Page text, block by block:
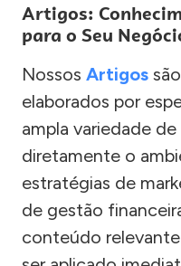
Artigos:
para o Seu
Nossos Artigos
elaborados por
ampla variedade
diretamente o
estratégias de
de gestão
conteúdo